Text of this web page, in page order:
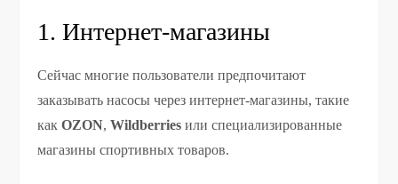
1. Интернет-магазины
Сейчас многие пользователи предпочитают
заказывать насосы через интернет-магазины, такие
какOZON,Wildberries или специализированные
магазины спортивных товаров.